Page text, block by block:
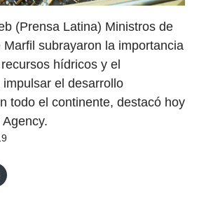
(Prensa Latina) Ministros de
subrayaron la importancia
hídricos y el
el desarrollo
todo el continente, destacó hoy